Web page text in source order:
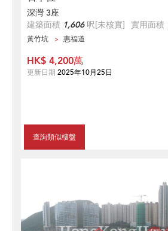
深灣 3座
建築面積 1,606呎[未核實] 實用面積
黃竹坑 惠福道
查詢類似樓盤
HK$ 4,200萬
更新日期 2025年10月25日